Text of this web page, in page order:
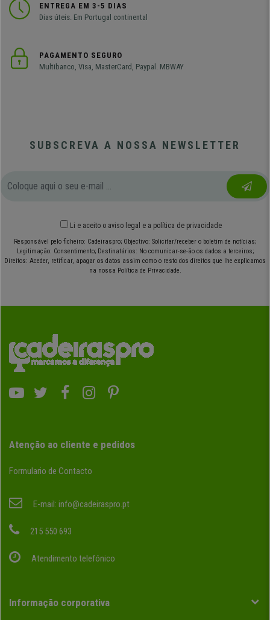
ENTREGA EM 3-5 DIAS
Dias úteis. Em Portugal continental
PAGAMENTO SEGURO
Multibanco, Visa, MasterCard, Paypal. MBWAY
SUBSCREVA A NOSSA NEWSLETTER
Li e aceito o aviso legal e a política de privacidade
Responsável pelo ficheiro: Cadeiraspro; Objectivo: Solicitar/receber o boletim de notícias;
Legitimação: Consentimento; Destinatários: No comunicar-se-ão os dados a terceiros;
Direitos: Aceder, retificar, apagar os datos assim como o resto dos direitos que lhe explicamos
na nossa Política de Privacidade.
Atenção ao cliente e pedidos
Formulario de Contacto
E-mail: info@cadeiraspro.pt
215 550 693
Atendimento telefónico
Informação corporativa